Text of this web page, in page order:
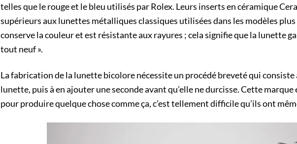
telles que le rouge et le bleu utilisés par Rolex. Leurs inserts en céramique
supérieurs aux lunettes métalliques classiques utilisées dans les modèles plus
conserve la couleur et est résistante aux rayures ; cela signifie que la lunette
tout neuf ».
La fabrication de la lunette bicolore nécessite un procédé breveté qui consiste
lunette, puis à en ajouter une seconde avant qu’elle ne durcisse. Cette
pour produire quelque chose comme ça, c’est tellement difficile qu’ils ont